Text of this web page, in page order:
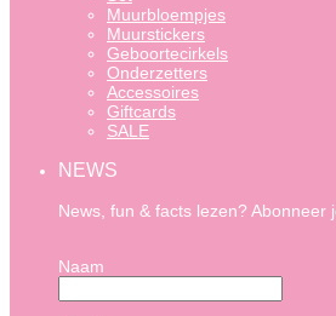
Muurbloempjes
Muurstickers
Geboortecirkels
Onderzetters
Accessoires
Giftcards
SALE
NEWS
News, fun & facts lezen? Abonneer
Naam